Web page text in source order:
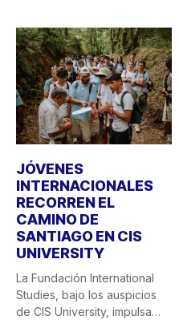
JÓVENES
INTERNACIONALES
RECORREN EL
CAMINO DE
SANTIAGO EN CIS
UNIVERSITY
La Fundación International
Studies, bajo los auspicios
de CIS University, impulsa